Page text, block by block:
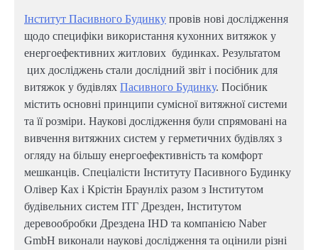
Інститут Пасивного Будинку провів нові дослідження
щодо специфіки використання кухонних витяжок у
енергоефективних житлових будинках. Результатом
цих досліджень стали дослідний звіт і посібник для
витяжок у будівлях Пасивного Будинку. Посібник
містить основні принципи сумісної витяжної системи
та її розміри. Наукові дослідження були спрямовані на
вивчення витяжних систем у герметичних будівлях з
огляду на більшу енергоефективність та комфорт
мешканців. Спеціалісти Інституту Пасивного Будинку
Олівер Ках і Крістін Браунліх разом з Інститутом
будівельних систем ІТГ Дрезден, Інститутом
деревообробки Дрездена IHD та компанією Naber
GmbH виконали наукові дослідження та оцінили різні